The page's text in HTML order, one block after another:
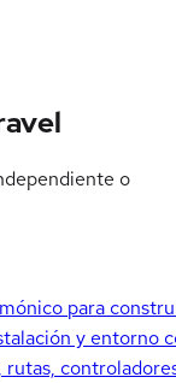
o
para
y entorno